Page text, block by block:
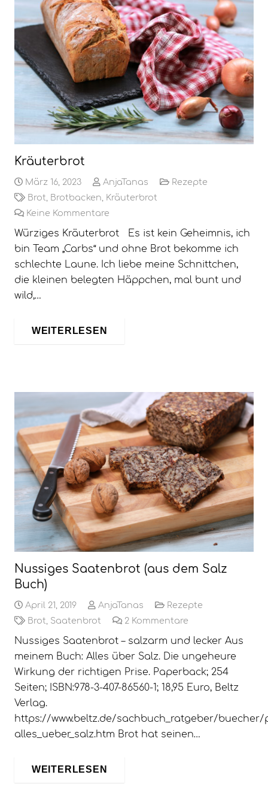
Kräuterbrot
März 16, 2023 AnjaTanas
Rezepte
Brot, Brotbacken, Kräuterbrot
Keine Kommentare
Würziges Kräuterbrot Es ist kein Geheimnis, ich
bin Team „Carbs“ und ohne Brot bekomme ich
schlechte Laune. Ich liebe meine Schnittchen,
die kleinen belegten Häppchen, mal bunt und
wild,…
WEITERLESEN
Nussiges Saatenbrot (aus dem Salz
Buch)
April 21, 2019 AnjaTanas
Rezepte
Brot Saatenbrot 2 Kommentare
Nussiges Saatenbrot – salzarm und lecker Aus
meinem Buch: Alles über Salz. Die ungeheure
Wirkung der richtigen Prise. Paperback; 254
Seiten; ISBN:978-3-407-86560-1; 18,95 Euro, Beltz
Verlag.
https://www.beltz.de/sachbuch_ratgeber/buecher/
alles_ueber_salz.htm Brot hat seinen…
WEITERLESEN